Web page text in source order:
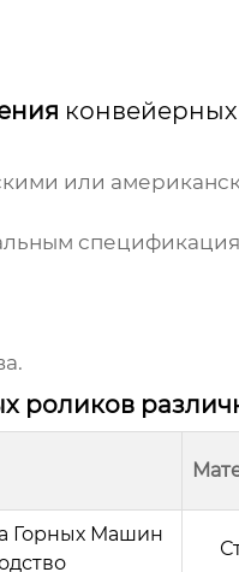
или
роликов
Горных Машин